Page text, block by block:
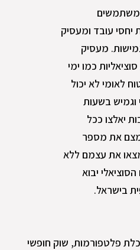
עובד ומעסיק
מעסיק
כמו ימי
לאומי לא יכול
וגמיש בשעות
יאלצו ככל
את מספר
את עצמם ללא
יבוא
בישראל.
פלטפורמות, שוק חופשי